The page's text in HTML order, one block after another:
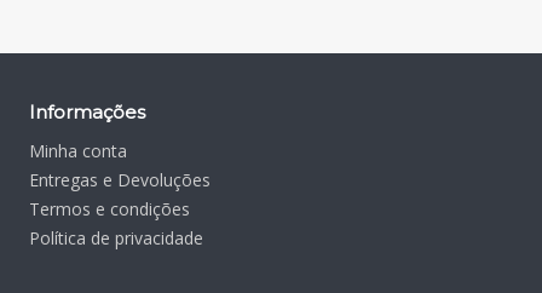
Informações
Minha conta
Entregas e Devoluções
Termos e condições
Política de privacidade